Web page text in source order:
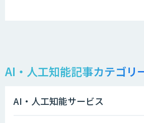
AI・人工知能記事カテゴリ
AI・人工知能サービス